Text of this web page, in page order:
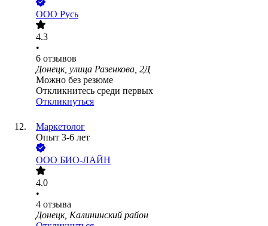
ООО Русь
4.3
•
6 отзывов
Донецк, улица Разенкова, 2Д
Можно без резюме
Откликнитесь среди первых
Откликнуться
Маркетолог
Опыт 3-6 лет
ООО БИО-ЛАЙН
4.0
•
4 отзыва
Донецк, Калининский район